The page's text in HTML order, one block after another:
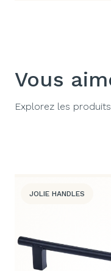
Vous
Explorez les
JOLIE HANDLES